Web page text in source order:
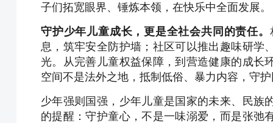
子们拓宽眼界、锤炼本领，在快乐中全面发展。
守护少年儿童成长，更是全社会共同的责任。
息，筑牢安全防护墙；社区可以推出趣味研学
光。从完善儿童权益保障，到营造健康的成长
空间不是法外之地，抵制低俗、暴力内容，守
少年强则国强，少年儿童是国家的未来、民族
的提醒：守护童心，不是一味溺爱，而是张弛